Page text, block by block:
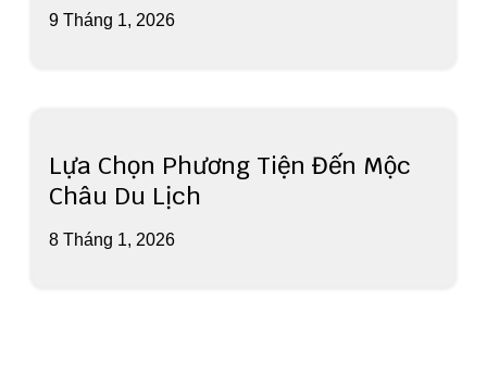
9 Tháng 1, 2026
Lựa Chọn Phương Tiện Đến Mộc
Châu Du Lịch
8 Tháng 1, 2026